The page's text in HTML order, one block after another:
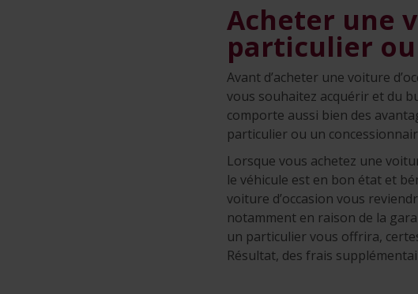
Acheter une
particulier ou
Avant d’acheter une voiture
vous souhaitez acquérir et du
comporte aussi bien des
particulier ou un
Lorsque vous achetez une
le véhicule est en bon état et
voiture d’occasion vous
notamment en raison de la
un particulier vous offrira,
Résultat, des frais